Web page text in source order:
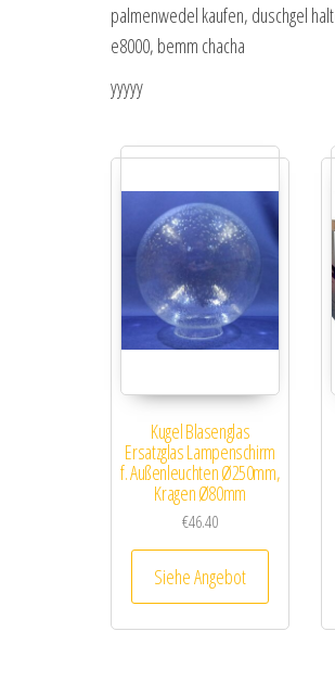
palmenwedel kaufen, duschgel
e8000, bemm chacha
yyyyy
Kugel Blasenglas
Ersatzglas Lampenschirm
f. Außenleuchten Ø250mm,
Kragen Ø80mm
€46.40
Siehe Angebot